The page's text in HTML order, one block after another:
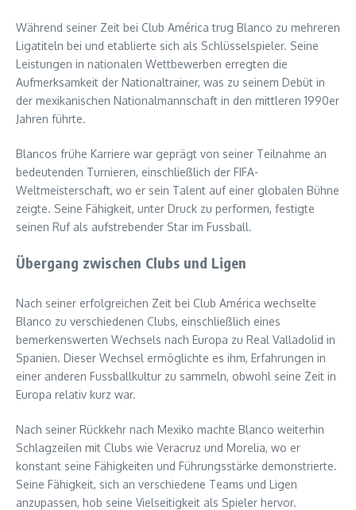
Während seiner Zeit bei Club América trug Blanco zu mehreren
Ligatiteln bei und etablierte sich als Schlüsselspieler. Seine
Leistungen in nationalen Wettbewerben erregten die
Aufmerksamkeit der Nationaltrainer, was zu seinem Debüt in
der mexikanischen Nationalmannschaft in den mittleren 1990er
Jahren führte.
Blancos frühe Karriere war geprägt von seiner Teilnahme an
bedeutenden Turnieren, einschließlich der FIFA-
Weltmeisterschaft, wo er sein Talent auf einer globalen Bühne
zeigte. Seine Fähigkeit, unter Druck zu performen, festigte
seinen Ruf als aufstrebender Star im Fussball.
Übergang zwischen Clubs und Ligen
Nach seiner erfolgreichen Zeit bei Club América wechselte
Blanco zu verschiedenen Clubs, einschließlich eines
bemerkenswerten Wechsels nach Europa zu Real Valladolid in
Spanien. Dieser Wechsel ermöglichte es ihm, Erfahrungen in
einer anderen Fussballkultur zu sammeln, obwohl seine Zeit in
Europa relativ kurz war.
Nach seiner Rückkehr nach Mexiko machte Blanco weiterhin
Schlagzeilen mit Clubs wie Veracruz und Morelia, wo er
konstant seine Fähigkeiten und Führungsstärke demonstrierte.
Seine Fähigkeit, sich an verschiedene Teams und Ligen
anzupassen, hob seine Vielseitigkeit als Spieler hervor.